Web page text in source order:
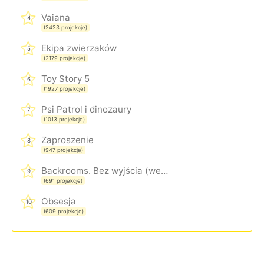
4 Vaiana
(2423 projekcje)
5 Ekipa zwierzaków
(2179 projekcje)
6 Toy Story 5
(1927 projekcje)
7 Psi Patrol i dinozaury
(1013 projekcje)
8 Zaproszenie
(947 projekcje)
9 Backrooms. Bez wyjścia (wersja rozszerzona)
(691 projekcje)
10 Obsesja
(609 projekcje)